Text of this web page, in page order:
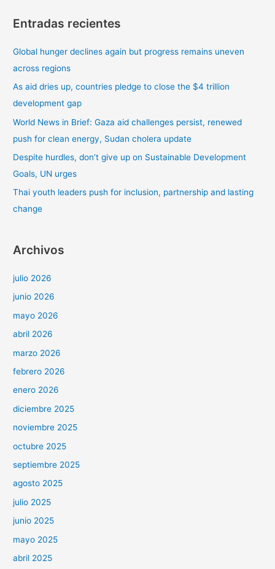
c
o
r
:
Entradas recientes
Global hunger declines again but progress remains uneven
across regions
As aid dries up, countries pledge to close the $4 trillion
development gap
World News in Brief: Gaza aid challenges persist, renewed
push for clean energy, Sudan cholera update
Despite hurdles, don’t give up on Sustainable Development
Goals, UN urges
Thai youth leaders push for inclusion, partnership and lasting
change
Archivos
julio 2026
junio 2026
mayo 2026
abril 2026
marzo 2026
febrero 2026
enero 2026
diciembre 2025
noviembre 2025
octubre 2025
septiembre 2025
agosto 2025
julio 2025
junio 2025
mayo 2025
abril 2025